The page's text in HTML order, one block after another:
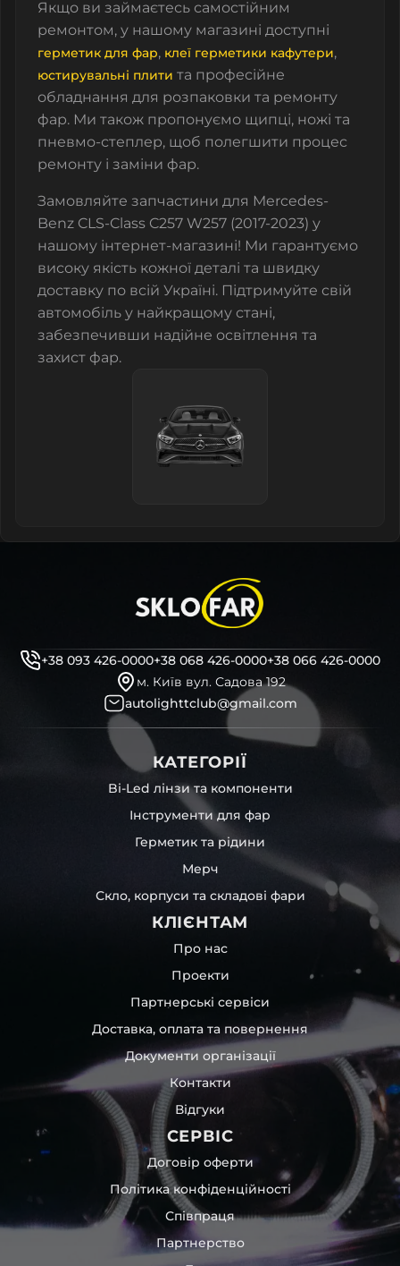
Якщо ви займаєтесь самостійним
ремонтом, у нашому магазині доступні
герметик для фар, клеї герметики кафутери,
юстирувальні плити та професійне
обладнання для розпаковки та ремонту
фар. Ми також пропонуємо щипці, ножі та
пневмо-степлер, щоб полегшити процес
ремонту і заміни фар.
Замовляйте запчастини для Mercedes-
Benz CLS-Class C257 W257 (2017-2023) у
нашому інтернет-магазині! Ми гарантуємо
високу якість кожної деталі та швидку
доставку по всій Україні. Підтримуйте свій
автомобіль у найкращому стані,
забезпечивши надійне освітлення та
захист фар.
+38 093 426-0000+38 068 426-0000+38 066 426-0000
м. Київ вул. Садова 192
autolighttclub@gmail.com
КАТЕГОРІЇ
Bi-Led лінзи та компоненти
Інструменти для фар
Герметик та рідини
Мерч
Скло, корпуси та складові фари
КЛІЄНТАМ
Про нас
Проекти
Партнерські сервіси
Доставка, оплата та повернення
Документи організації
Контакти
Відгуки
СЕРВІС
Договір оферти
Політика конфіденційності
Співпраця
Партнерство